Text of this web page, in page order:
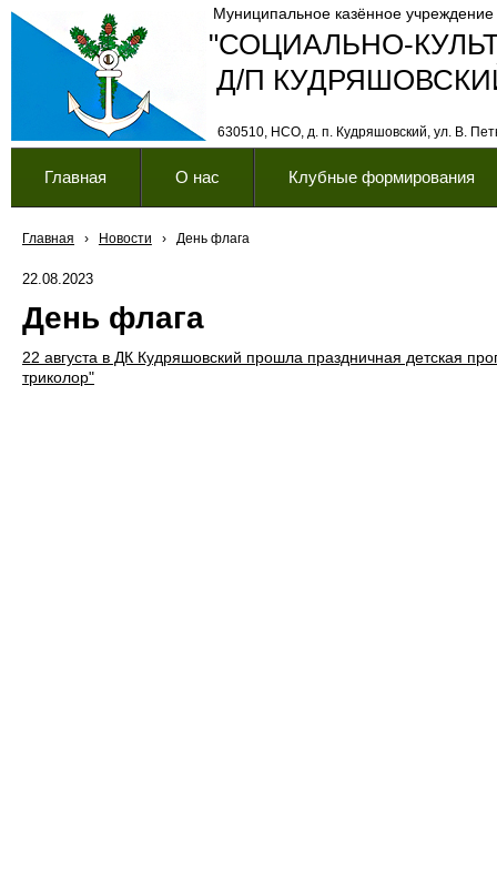
"СОЦИАЛЬНО-
630510, НСО, д. п. Кудряшовский, ул. В.
Муниципальное казённое учреждение
Д/П
Главная О нас Клубные формирования
Главная › Новости › День флага
22.08.2023
День флага
22 августа в ДК Кудряшовский прошла праздничная детская
триколор"